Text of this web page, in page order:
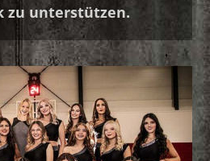
zu unterstützen.